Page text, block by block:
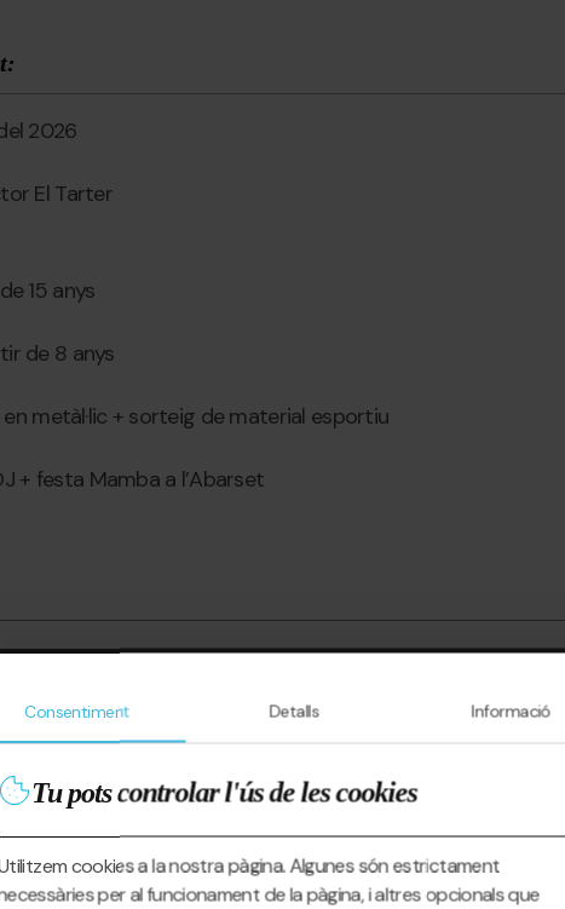
Consentiment Detalls Informació
Tu pots controlar l'ús de les cookies
cookies a la nostra pàgina. Algunes són estrictament
per al funcionament de la pàgina, i altres opcionals que
2026
El Tarter
15 anys
de 8 anys
metàl·lic + sorteig de material esportiu
+ festa Mamba a l’Abarset